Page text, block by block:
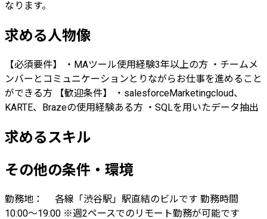
なります。
求める人物像
【必須要件】 ・MAツール使用経験3年以上の方 ・チームメ
ンバーとコミュニケーションとりながらお仕事を進めること
ができる方 【歓迎条件】 ・salesforceMarketingcloud、
KARTE、Brazeの使用経験ある方 ・SQLを用いたデータ抽出
求めるスキル
その他の条件・環境
勤務地： 各線「渋谷駅」駅直結のビルです 勤務時間
10:00～19:00 ※週2ペースでのリモート勤務が可能です